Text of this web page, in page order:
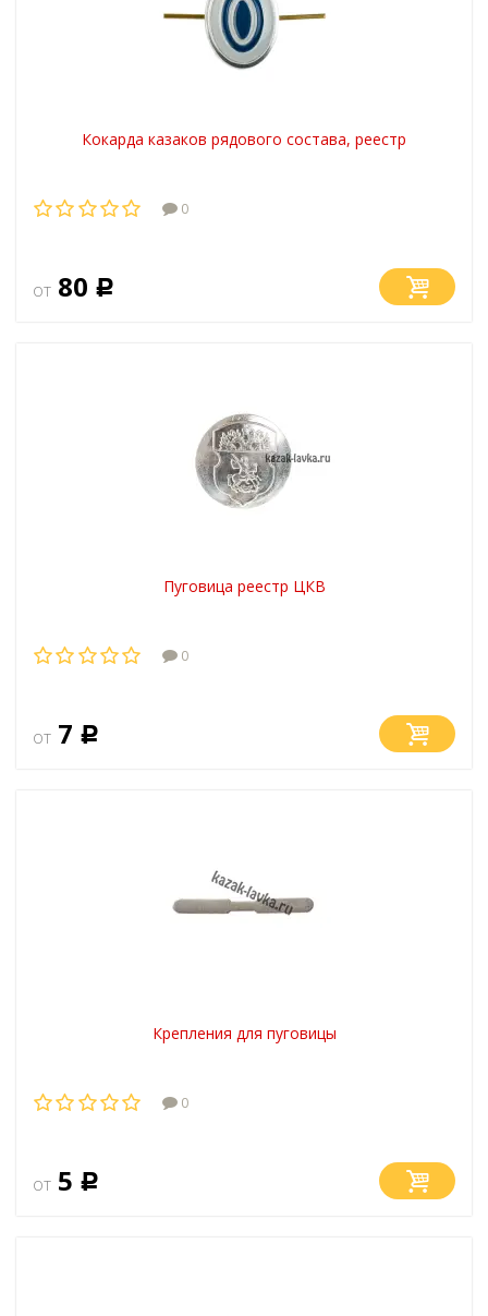
Кокарда казаков рядового состава, реестр
0
от 80 Р
Пуговица реестр ЦКВ
0
от 7 Р
Крепления для пуговицы
0
от 5 Р